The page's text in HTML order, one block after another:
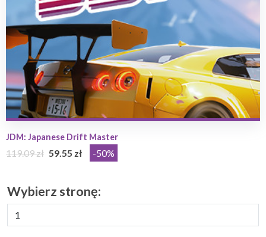
JDM: Japanese Drift Master
119.09 zł 59.55 zł -50%
Wybierz stronę: